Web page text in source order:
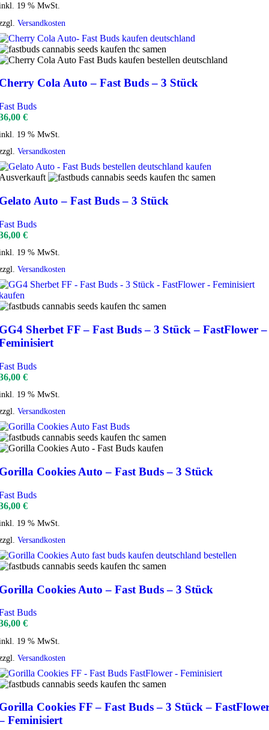
19 % MwSt.
Versandkosten
Cola Auto – Fast Buds – 3 Stück
Buds
€
19 % MwSt.
Versandkosten
Auto – Fast Buds – 3 Stück
Buds
€
19 % MwSt.
Versandkosten
Sherbet FF – Fast Buds – 3 Stück – FastFlower –
Buds
€
19 % MwSt.
Versandkosten
Cookies Auto – Fast Buds – 3 Stück
Buds
€
19 % MwSt.
Versandkosten
Cookies Auto – Fast Buds – 3 Stück
Buds
€
19 % MwSt.
Versandkosten
Cookies FF – Fast Buds – 3 Stück –
Feminisiert